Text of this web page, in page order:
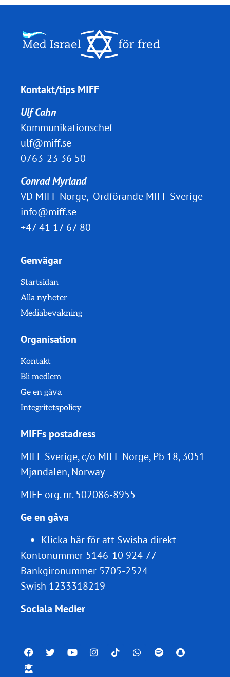
Kontakt/tips MIFF
Ulf Cahn
Kommunikationschef
ulf@miff.se
0763-23 36 50
Conrad Myrland
VD MIFF Norge, Ordförande MIFF Sverige
info@miff.se
+47 41 17 67 80
Genvägar
Startsidan
Alla nyheter
Mediabevakning
Organisation
Kontakt
Bli medlem
Ge en gåva
Integritetspolicy
MIFFs postadress
MIFF Sverige, c/o MIFF Norge, Pb 18, 3051
Mjøndalen, Norway
MIFF org. nr.502086-8955
Ge en gåva
Klicka här för att Swisha direkt
Kontonummer 5146-10 924 77
Bankgironummer 5705-2524
Swish 1233318219
Sociala Medier